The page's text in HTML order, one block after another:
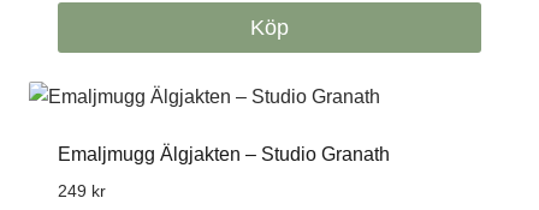
Köp
Emaljmugg Älgjakten – Studio Granath
249 kr